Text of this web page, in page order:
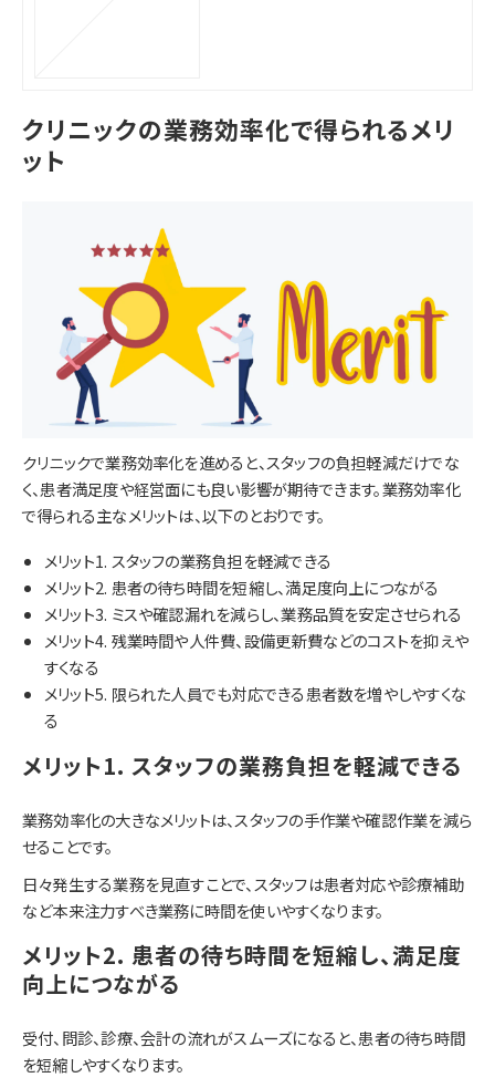
クリニックの業務効率化で得られるメリ
ット
クリニックで業務効率化を進めると、スタッフの負担軽減だけでな
く、患者満足度や経営面にも良い影響が期待できます。業務効率化
で得られる主なメリットは、以下のとおりです。
メリット1. スタッフの業務負担を軽減できる
メリット2. 患者の待ち時間を短縮し、満足度向上につながる
メリット3. ミスや確認漏れを減らし、業務品質を安定させられる
メリット4. 残業時間や人件費、設備更新費などのコストを抑えや
すくなる
メリット5. 限られた人員でも対応できる患者数を増やしやすくな
る
メリット1. スタッフの業務負担を軽減できる
業務効率化の大きなメリットは、スタッフの手作業や確認作業を減ら
せることです。
日々発生する業務を見直すことで、スタッフは患者対応や診療補助
など本来注力すべき業務に時間を使いやすくなります。
メリット2. 患者の待ち時間を短縮し、満足度
向上につながる
受付、問診、診療、会計の流れがスムーズになると、患者の待ち時間
を短縮しやすくなります。